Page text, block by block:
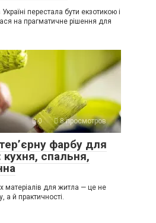
перестала бути екзотикою і
на прагматичне рішення для
0 8 просмотров
фарбу для
кухня, спальня,
матеріалів для житла — це не
а й практичності.